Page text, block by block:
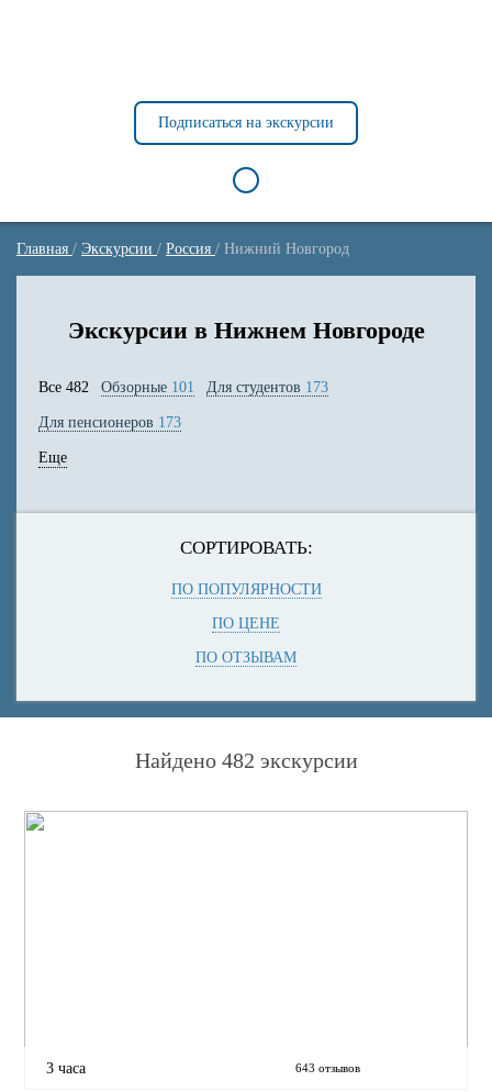
Главная / Экскурсии / Россия / Нижний Новгород
Экскурсии в Нижнем Новгороде
Все 482 Обзорные 101 Для студентов 173
Для пенсионеров 173
Еще
СОРТИРОВАТЬ:
ПО ПОПУЛЯРНОСТИ
ПО ЦЕНЕ
ПО ОТЗЫВАМ
Найдено 482 экскурсии
3 часа 643 отзывов